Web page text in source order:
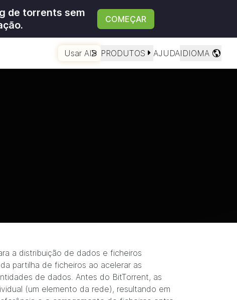
de torrents sem
COMEÇAR
Usar AI PRODUTOS AJUDAIDIOMA
a distribuição de dados e ficheiros
partilha de ficheiros ao acelerar as
de dados. Antes do BitTorrent, as
(um elemento da rede), resultando em